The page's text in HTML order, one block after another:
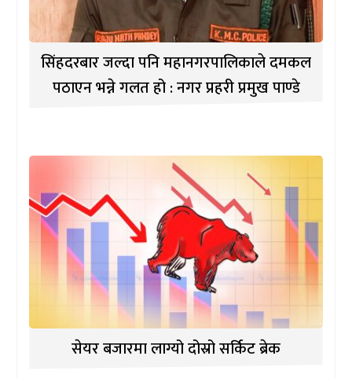
सिंहदरबार जल्दा पनि महानगरपालिकाले दमकल
पठाएन भन्ने गलत हो : नगर प्रहरी प्रमुख पाण्डे
सेयर बजारमा लाग्यो दोस्रो सर्किट ब्रेक